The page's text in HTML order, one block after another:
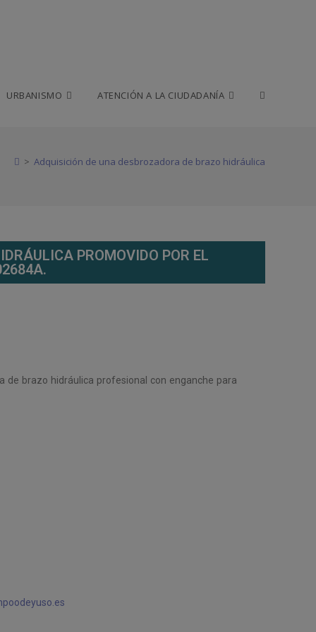
URBANISMO ATENCIÓN A LA CIUDADANÍA
> Adquisición de una desbrozadora de brazo hidráulica
PROMOVIDO POR EL
de brazo hidráulica profesional con enganche para